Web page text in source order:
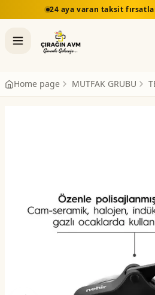
24 aya varan taksit
Home page MUTFAK GRUBU